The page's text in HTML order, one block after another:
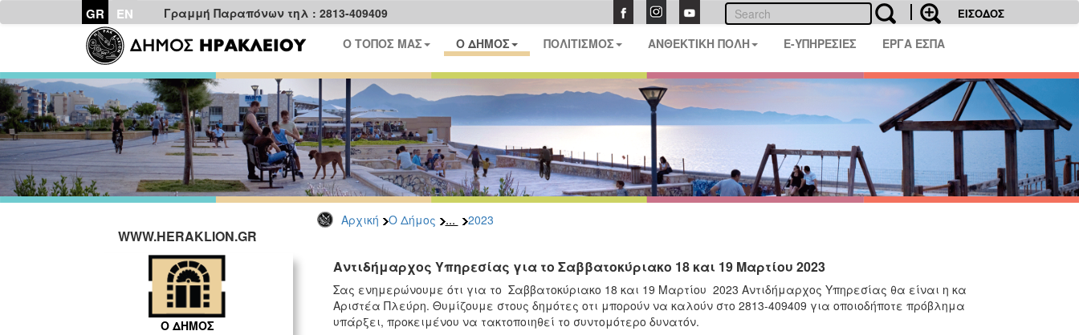
GR EN Γραμμή Παραπόνων τηλ : 2813-409409 ΕΙΣΟΔΟΣ
Ο ΤΟΠΟΣ ΜΑΣ Ο ΔΗΜΟΣ ΠΟΛΙΤΙΣΜΟΣ ΑΝΘΕΚΤΙΚΗ ΠΟΛΗ E-ΥΠΗΡΕΣΙΕΣ ΕΡΓΑ ΕΣΠΑ
Αρχική Ο Δήμος ... 2023
WWW.HERAKLION.GR
Ο ΔΗΜΟΣ
Αντιδήμαρχος Υπηρεσίας για το Σαββατοκύριακο 18 και 19 Μαρτίου 2023
Σας ενημερώνουμε ότι για το Σαββατοκύριακο 18 και 19 Μαρτίου 2023 Αντιδήμαρχος Υπηρεσίας θα είναι η κα
Αριστέα Πλεύρη. Θυμίζουμε στους δημότες οτι μπορούν να καλούν στο 2813-409409 για οποιοδήποτε πρόβλημα
υπάρξει, προκειμένου να τακτοποιηθεί το συντομότερο δυνατόν.